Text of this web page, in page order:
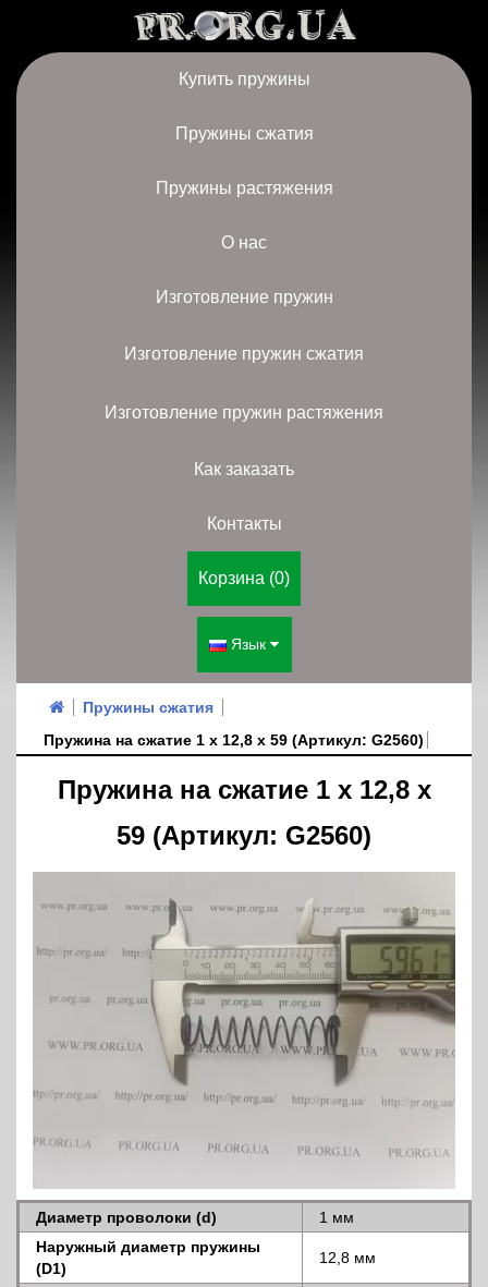
Купить пружины
Пружины сжатия
Пружины растяжения
О нас
Изготовление пружин
Изготовление пружин сжатия
Изготовление пружин растяжения
Как заказать
Контакты
Корзина (0)
Язык
Пружины сжатия
Пружина на сжатие 1 х 12,8 х 59 (Артикул: G2560)
Пружина на сжатие 1 х 12,8 х
59 (Артикул: G2560)
Диаметр проволоки (d)
1 мм
Наружный диаметр пружины
(D1)
12,8 мм